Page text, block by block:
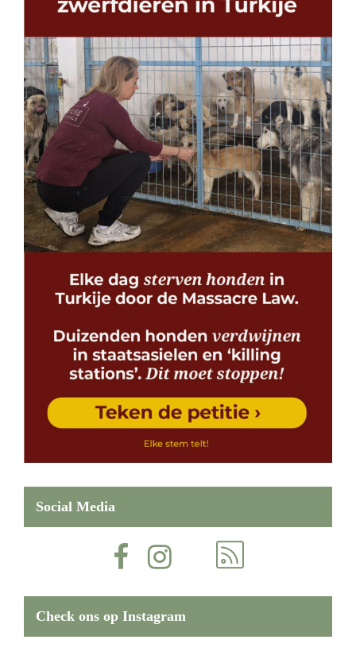
Social Media
Check ons op Instagram